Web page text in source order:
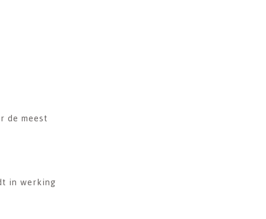
de meest
in werking